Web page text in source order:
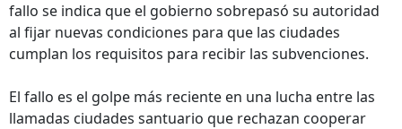
fallo se indica que el gobierno sobrepasó su autoridad
al fijar nuevas condiciones para que las ciudades
cumplan los requisitos para recibir las subvenciones.
El fallo es el golpe más reciente en una lucha entre las
llamadas ciudades santuario que rechazan cooperar